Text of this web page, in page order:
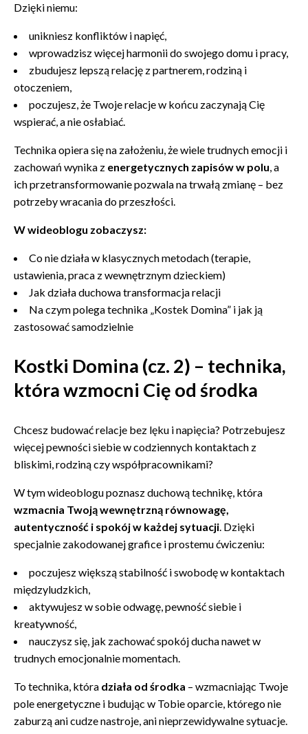
Dzięki niemu:
unikniesz konfliktów i napięć,
wprowadzisz więcej harmonii do swojego domu i pracy,
zbudujesz lepszą relację z partnerem, rodziną i
otoczeniem,
poczujesz, że Twoje relacje w końcu zaczynają Cię
wspierać, a nie osłabiać.
Technika opiera się na założeniu, że wiele trudnych emocji i
zachowań wynika z energetycznych zapisów w polu, a
ich przetransformowanie pozwala na trwałą zmianę – bez
potrzeby wracania do przeszłości.
W wideoblogu zobaczysz:
Co nie działa w klasycznych metodach (terapie,
ustawienia, praca z wewnętrznym dzieckiem)
Jak działa duchowa transformacja relacji
Na czym polega technika „Kostek Domina” i jak ją
zastosować samodzielnie
Kostki Domina (cz. 2) – technika,
która wzmocni Cię od środka
Chcesz budować relacje bez lęku i napięcia? Potrzebujesz
więcej pewności siebie w codziennych kontaktach z
bliskimi, rodziną czy współpracownikami?
W tym wideoblogu poznasz duchową technikę, która
wzmacnia Twoją wewnętrzną równowagę,
autentyczność i spokój w każdej sytuacji . Dzięki
specjalnie zakodowanej grafice i prostemu ćwiczeniu:
poczujesz większą stabilność i swobodę w kontaktach
międzyludzkich,
aktywujesz w sobie odwagę, pewność siebie i
kreatywność,
nauczysz się, jak zachować spokój ducha nawet w
trudnych emocjonalnie momentach.
To technika, która działa od środka – wzmacniając Twoje
pole energetyczne i budując w Tobie oparcie, którego nie
zaburzą ani cudze nastroje, ani nieprzewidywalne sytuacje.